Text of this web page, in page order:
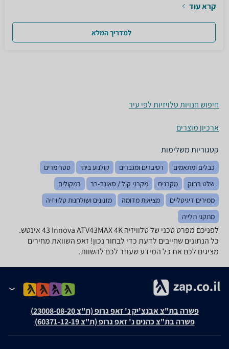
קרא עוד
למדריך המלא
חיפוש חנויות טלויזיות לפי עיר
ארכיון מוצרים
קטגוריות משלימות
כבלים ומתאמים רסיברים ומגברים קולנוע ביתי
סטרימרים
שלט רחוק
מקרנים מקרני קול / סאונד-בר
רמקולים
ממירים דיגיטליים
מציאות מדומה
מזנונים ושולחנות טלוויזיה
מתקני תלייה
לפניכם מפרט טכני של טלוויזיה Innova ATV43MAX 4K ‏43 ‏אינטש.
כל הנתונים שחייבים לדעת כדי לבחור נכון! זאפ השוואת מחירים
מציגים לכם את כל המידע שעוזר לכם להשוות.
פשרה בת"צ אבנצ'יק נ' זאפ גרופ (ת"צ 23008-08-20)
פשרה בת"צ כהנים נ' זאפ גרופ (ת"צ 60371-12-19)